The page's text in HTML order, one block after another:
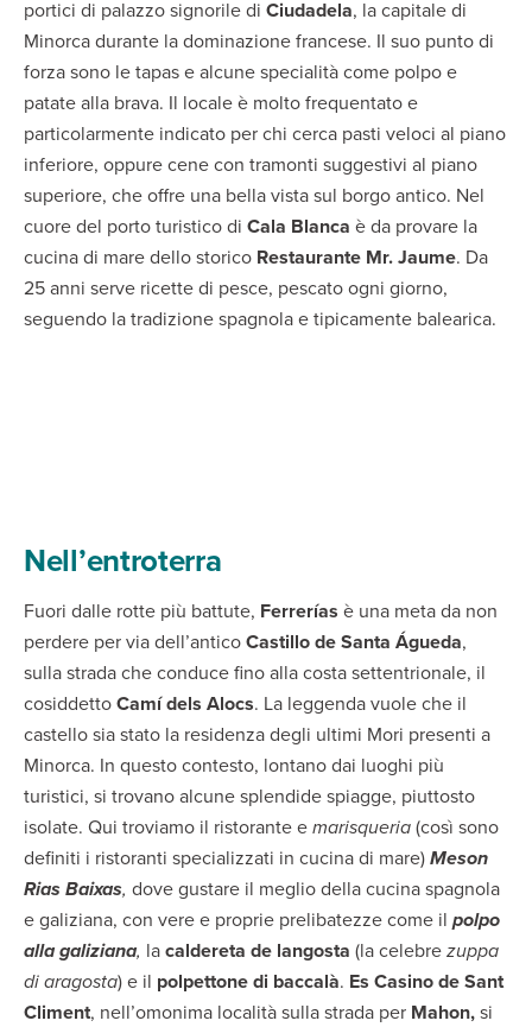
portici di palazzo signorile di Ciudadela, la capitale di
Minorca durante la dominazione francese. Il suo punto di
forza sono le tapas e alcune specialità come polpo e
patate alla brava. Il locale è molto frequentato e
particolarmente indicato per chi cerca pasti veloci al piano
inferiore, oppure cene con tramonti suggestivi al piano
superiore, che offre una bella vista sul borgo antico. Nel
cuore del porto turistico di Cala Blanca è da provare la
cucina di mare dello storico Restaurante Mr. Jaume. Da
25 anni serve ricette di pesce, pescato ogni giorno,
seguendo la tradizione spagnola e tipicamente balearica.
Nell’entroterra
Fuori dalle rotte più battute, Ferrerías è una meta da non
perdere per via dell’anticoCastillo de Santa Águeda,
sulla strada che conduce fino alla costa settentrionale, il
cosiddettoCamí dels Alocs. La leggenda vuole che il
castello sia stato la residenza degli ultimi Mori presenti a
Minorca. In questo contesto, lontano dai luoghi più
turistici, si trovano alcune splendide spiagge, piuttosto
isolate. Qui troviamo il ristorante emarisqueria(così sono
definiti i ristoranti specializzati in cucina di mare)Meson
Rias Baixas, dove gustare il meglio della cucina spagnola
e galiziana, con vere e proprie prelibatezze come il polpo
alla galiziana, lacaldereta de langosta (la celebrezuppa
di aragosta) e il polpettone di baccalà. Es Casino de Sant
Climent, nell’omonima località sulla strada per Mahon,si